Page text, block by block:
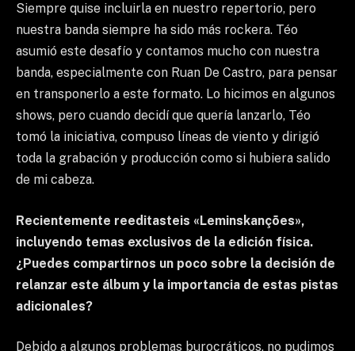
Siempre quise incluirla en nuestro repertorio, pero
nuestra banda siempre ha sido más rockera. Téo
asumió este desafío y contamos mucho con nuestra
banda, especialmente con Ruan De Castro, para pensar
en transponerlo a este formato. Lo hicimos en algunos
shows, pero cuando decidí que quería lanzarlo, Téo
tomó la iniciativa, compuso líneas de viento y dirigió
toda la grabación y producción como si hubiera salido
de mi cabeza.
Recientemente reeditasteis «Leminskanções»,
incluyendo temas exclusivos de la edición física.
¿Puedes compartirnos un poco sobre la decisión de
relanzar este álbum y la importancia de estas pistas
adicionales?
Debido a algunos problemas burocráticos, no pudimos